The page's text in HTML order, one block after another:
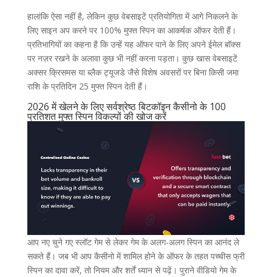
हालांकि ऐसा नहीं है, लेकिन कुछ वेबसाइटें प्रतियोगिता में आगे निकलने के
लिए साइन अप करने पर 100% मुफ्त स्पिन का आकर्षक ऑफर देती हैं।
प्रतिभागियों का कहना है कि उन्हें यह ऑफर पाने के लिए अपने ईमेल बॉक्स
पर नज़र रखने के अलावा कुछ भी नहीं करना पड़ता। कुछ खास वेबसाइटें
अक्सर क्रिसमस या ब्लैक ट्यूजडे जैसे विशेष अवसरों पर बिना किसी जमा
राशि के प्रतिदिन 25 मुफ्त स्पिन देती हैं।
2026 में खेलने के लिए सर्वश्रेष्ठ बिटकॉइन कैसीनो के 100
प्रतिशत मुफ्त स्पिन विकल्पों की खोज करें
आप नए चुने गए स्लॉट गेम से लेकर गेम के अलग-अलग स्पिन का आनंद ले
सकते हैं। जब भी आप कैसीनो में शामिल होने के ऑफर के तहत पच्चीस फ्री
स्पिन का दावा करें, तो नियम और शर्तें ध्यान से पढ़ें। पुराने वीडियो गेम के